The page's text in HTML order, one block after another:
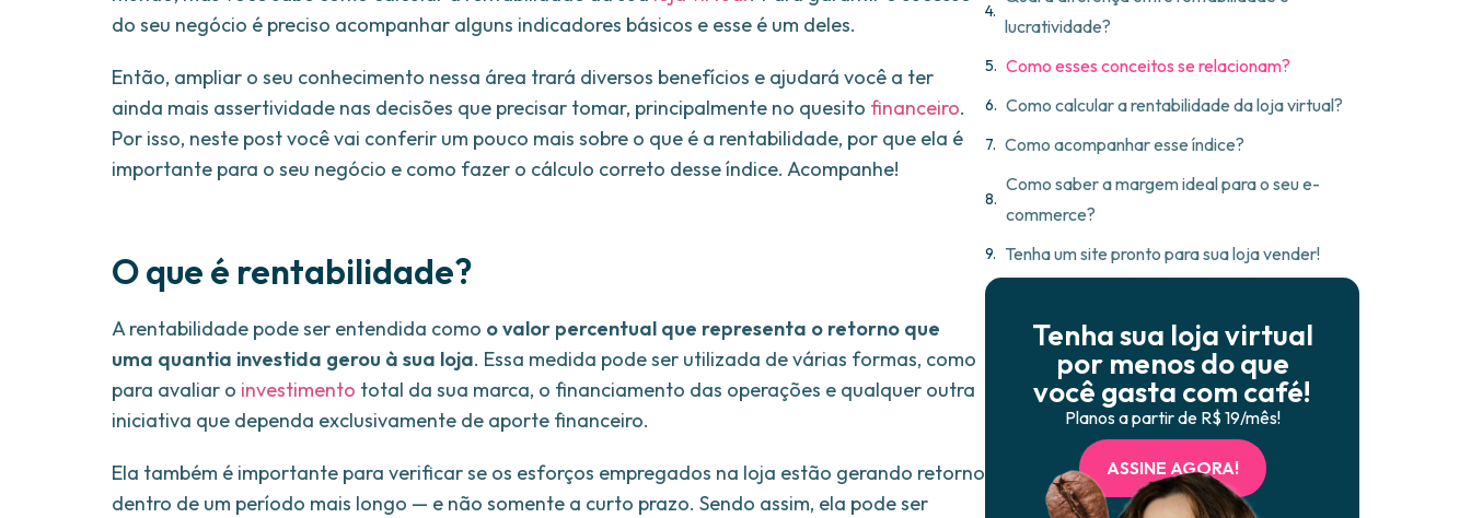
do seu negócio é preciso acompanhar alguns indicadores básicos e esse é um deles.
Então, ampliar o seu conhecimento nessa área trará diversos benefícios e ajudará você a ter
ainda mais assertividade nas decisões que precisar tomar, principalmente no quesito financeiro.
Por isso, neste post você vai conferir um pouco mais sobre o que é a rentabilidade, por que ela é
importante para o seu negócio e como fazer o cálculo correto desse índice. Acompanhe!
O que é rentabilidade?
A rentabilidade pode ser entendida como o valor percentual que representa o retorno que
uma quantia investida gerou à sua loja. Essa medida pode ser utilizada de várias formas, como
para avaliar o investimento total da sua marca, o financiamento das operações e qualquer outra
iniciativa que dependa exclusivamente de aporte financeiro.
Ela também é importante para verificar se os esforços empregados na loja estão gerando retorno
dentro de um período mais longo — e não somente a curto prazo. Sendo assim, ela pode ser
lucratividade?
Como esses conceitos se relacionam?
Como calcular a rentabilidade da loja virtual?
Como acompanhar esse índice?
Como saber a margem ideal para o seu e-
commerce?
Tenha um site pronto para sua loja vender!
Tenha sua loja virtual
por menos do que
você gasta com café!
Planos a partir de R$ 19/mês!
ASSINE AGORA!